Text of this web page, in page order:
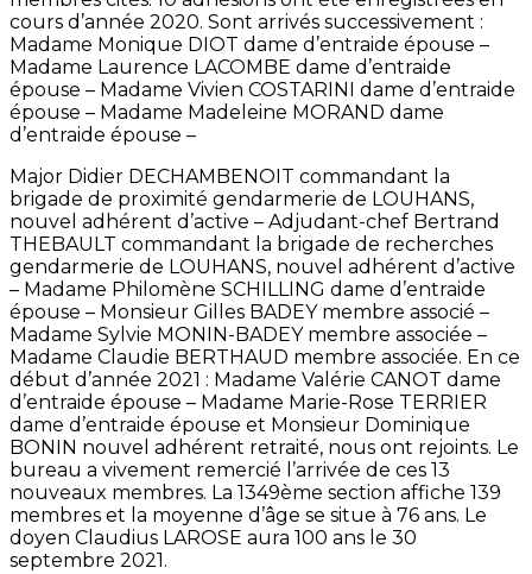
cours d’année 2020. Sont arrivés successivement :
Madame Monique DIOT dame d’entraide épouse –
Madame Laurence LACOMBE dame d’entraide
épouse – Madame Vivien COSTARINI dame d’entraide
épouse – Madame Madeleine MORAND dame
d’entraide épouse –
Major Didier DECHAMBENOIT commandant la
brigade de proximité gendarmerie de LOUHANS,
nouvel adhérent d’active – Adjudant-chef Bertrand
THEBAULT commandant la brigade de recherches
gendarmerie de LOUHANS, nouvel adhérent d’active
– Madame Philomène SCHILLING dame d’entraide
épouse – Monsieur Gilles BADEY membre associé –
Madame Sylvie MONIN-BADEY membre associée –
Madame Claudie BERTHAUD membre associée. En ce
début d’année 2021 : Madame Valérie CANOT dame
d’entraide épouse – Madame Marie-Rose TERRIER
dame d’entraide épouse et Monsieur Dominique
BONIN nouvel adhérent retraité, nous ont rejoints. Le
bureau a vivement remercié l’arrivée de ces 13
nouveaux membres. La 1349ème section affiche 139
membres et la moyenne d’âge se situe à 76 ans. Le
doyen Claudius LAROSE aura 100 ans le 30
septembre 2021.